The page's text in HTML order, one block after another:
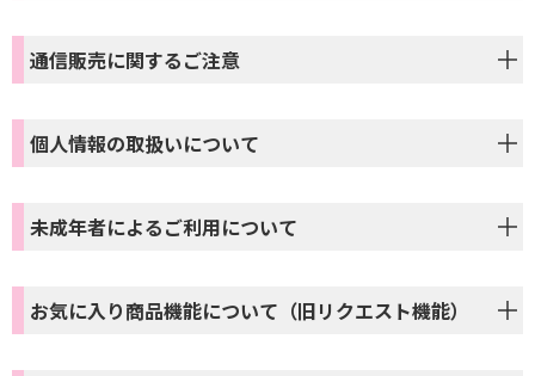
通信販売に関するご注意
個人情報の取扱いについて
未成年者によるご利用について
お気に入り商品機能について（旧リクエスト機能）